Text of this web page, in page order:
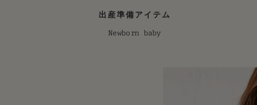
出産準備アイテム
Newborn baby